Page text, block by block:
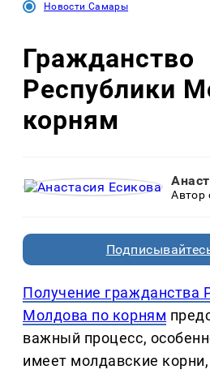
Новости Самары
Гражданство
Республики
корням
Автор
Получение гражданства
Молдова по корням
важный процесс,
имеет молдавские